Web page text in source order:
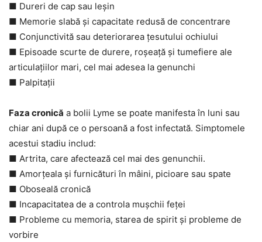
■ Dureri de cap sau leșin
■ Memorie slabă și capacitate redusă de concentrare
■ Conjunctivită sau deteriorarea țesutului ochiului
■ Episoade scurte de durere, roșeață și tumefiere ale
articulațiilor mari, cel mai adesea la genunchi
■ Palpitații
Faza cronică a bolii Lyme se poate manifesta în luni sau
chiar ani după ce o persoană a fost infectată. Simptomele
acestui stadiu includ:
■ Artrita, care afectează cel mai des genunchii.
■ Amorțeala și furnicături în mâini, picioare sau spate
■ Oboseală cronică
■ Incapacitatea de a controla mușchii feței
■ Probleme cu memoria, starea de spirit și probleme de
vorbire